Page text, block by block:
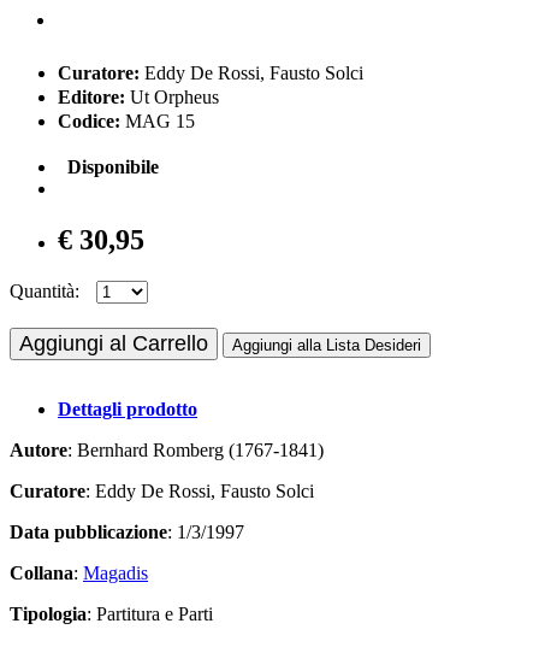
Curatore: Eddy De Rossi, Fausto Solci
Editore: Ut Orpheus
Codice: MAG 15
Disponibile
€ 30,95
Quantità:
Aggiungi al Carrello Aggiungi alla Lista Desideri
Dettagli prodotto
Autore: Bernhard Romberg (1767-1841)
Curatore: Eddy De Rossi, Fausto Solci
Data pubblicazione: 1/3/1997
Collana: Magadis
Tipologia: Partitura e Parti